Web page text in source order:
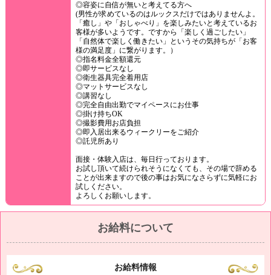
◎容姿に自信が無いと考えてる方へ
(男性が求めているのはルックスだけではありませんよ。
「癒し」や「おしゃべり」を楽しみたいと考えているお
客様が多いようです。ですから「楽しく過ごしたい」
「自然体で楽しく働きたい」というその気持ちが「お客
様の満足度」に繋がります。）
◎指名料金全額還元
◎即サービスなし
◎衛生器具完全着用店
◎マットサービスなし
◎講習なし
◎完全自由出勤でマイペースにお仕事
◎掛け持ちOK
◎撮影費用お店負担
◎即入居出来るウィークリーをご紹介
◎託児所あり
面接・体験入店は、毎日行っております。
お試し頂いて続けられそうになくても、その場で辞める
ことが出来ますので後の事はお気になさらずに気軽にお
試しください。
よろしくお願いします。
お給料について
お給料情報